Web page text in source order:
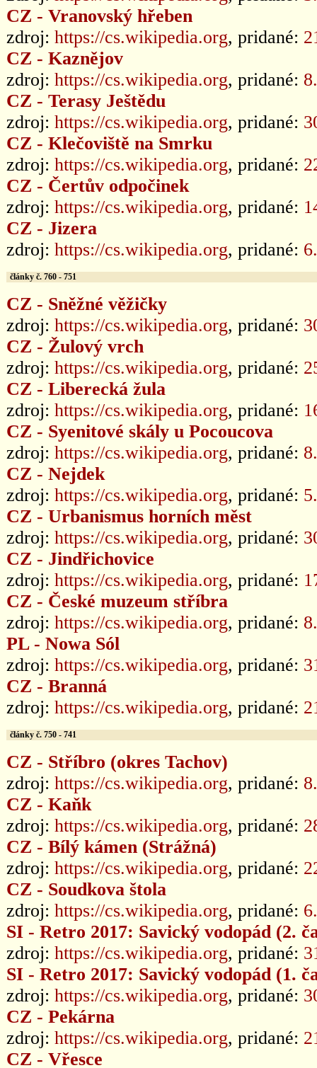
CZ - Vranovský hřeben
zdroj: https://cs.wikipedia.org, pridané:
CZ - Kaznějov
zdroj: https://cs.wikipedia.org, pridané:
CZ - Terasy Ještědu
zdroj: https://cs.wikipedia.org, pridané:
CZ - Klečoviště na Smrku
zdroj: https://cs.wikipedia.org, pridané:
CZ - Čertův odpočinek
zdroj: https://cs.wikipedia.org, pridané:
CZ - Jizera
zdroj: https://cs.wikipedia.org, pridané:
články č. 760 - 751
CZ - Sněžné věžičky
zdroj: https://cs.wikipedia.org, pridané:
CZ - Žulový vrch
zdroj: https://cs.wikipedia.org, pridané:
CZ - Liberecká žula
zdroj: https://cs.wikipedia.org, pridané:
CZ - Syenitové skály u Pocoucova
zdroj: https://cs.wikipedia.org, pridané:
CZ - Nejdek
zdroj: https://cs.wikipedia.org, pridané:
CZ - Urbanismus horních měst
zdroj: https://cs.wikipedia.org, pridané:
CZ - Jindřichovice
zdroj: https://cs.wikipedia.org, pridané:
CZ - České muzeum stříbra
zdroj: https://cs.wikipedia.org, pridané:
PL - Nowa Sól
zdroj: https://cs.wikipedia.org, pridané:
CZ - Branná
zdroj: https://cs.wikipedia.org, pridané:
články č. 750 - 741
CZ - Stříbro (okres Tachov)
zdroj: https://cs.wikipedia.org, pridané:
CZ - Kaňk
zdroj: https://cs.wikipedia.org, pridané:
CZ - Bílý kámen (Strážná)
zdroj: https://cs.wikipedia.org, pridané:
CZ - Soudkova štola
zdroj: https://cs.wikipedia.org, pridané:
SI - Retro 2017: Savický vodopád (2.
zdroj: https://cs.wikipedia.org, pridané:
SI - Retro 2017: Savický vodopád (1.
zdroj: https://cs.wikipedia.org, pridané:
CZ - Pekárna
zdroj: https://cs.wikipedia.org, pridané:
CZ - Vřesce